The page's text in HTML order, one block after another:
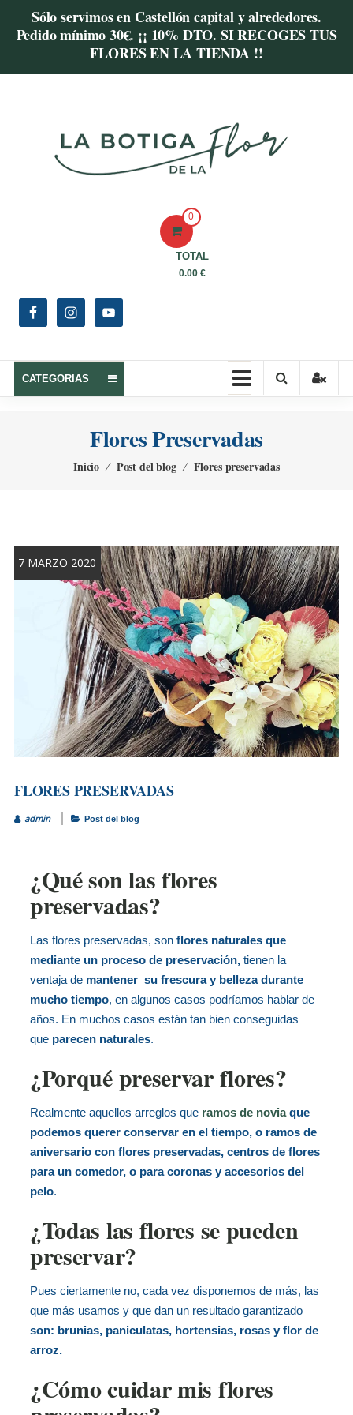
Sólo servimos en Castellón capital y alrededores.
Pedido mínimo 30€. ¡¡ 10% DTO. SI RECOGES TUS
FLORES EN LA TIENDA !!
0
TOTAL
0.00 €
CATEGORIAS
Flores Preservadas
Inicio ⁄ Post del blog ⁄ Flores preservadas
7 MARZO 2020
FLORES PRESERVADAS
admin Post del blog
¿Qué son las flores
preservadas?
Las flores preservadas, son flores naturales que
mediante un proceso de preservación,tienen la
ventaja de mantener su frescura y belleza durante
mucho tiempo, en algunos casos podríamos hablar de
años. En muchos casos están tan bien conseguidas
que parecen naturales.
¿Porqué preservar flores?
Realmente aquellos arreglos que ramos de noviaque
podemos querer conservar en el tiempo, o ramos de
aniversario con flores preservadas, centros de flores
para un comedor, o para coronas y accesorios del
pelo.
¿Todas las flores se pueden
preservar?
Pues ciertamente no, cada vez disponemos de más, las
que más usamos y que dan un resultado garantizado
son: brunias, paniculatas, hortensias, rosas y flor de
arroz.
¿Cómo cuidar mis flores